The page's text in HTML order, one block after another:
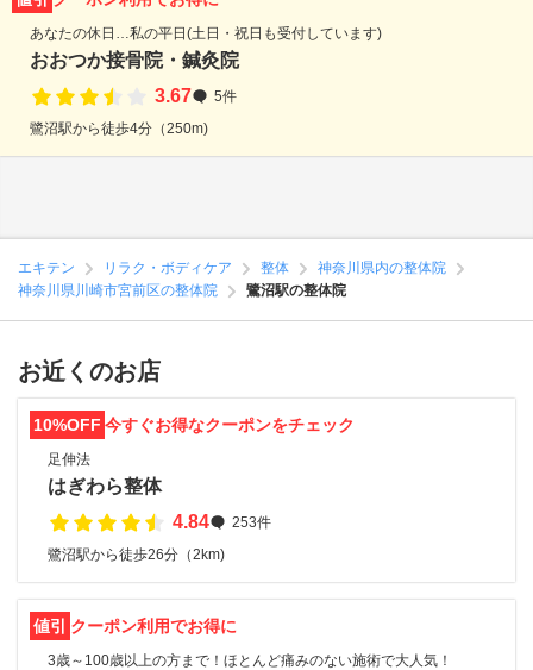
あなたの休日…私の平日(土日・祝日も受付しています)
おおつか接骨院・鍼灸院
3.67
5件
鷺沼駅から徒歩4分（250m)
エキテン リラク・ボディケア 整体
神奈川県内の整体院
神奈川県川崎市宮前区の整体院
鷺沼駅の整体院
お近くのお店
10%OFF 今すぐお得なクーポンをチェック
足伸法
はぎわら整体
4.84
253件
鷺沼駅から徒歩26分（2km)
値引 クーポン利用でお得に
3歳～100歳以上の方まで！ほとんど痛みのない施術で大人気！